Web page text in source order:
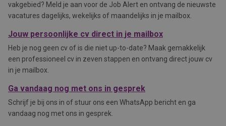
vakgebied? Meld je aan voor de Job Alert en ontvang de nieuwste
vacatures dagelijks, wekelijks of maandelijks in je mailbox.
Jouw persoonlijke cv direct in je mailbox
Heb je nog geen cv of is die niet up-to-date? Maak gemakkelijk
een professioneel cv in zeven stappen en ontvang direct jouw cv
in je mailbox.
Ga vandaag nog met ons in gesprek
Schrijf je bij ons in of stuur ons een WhatsApp bericht en ga
vandaag nog met ons in gesprek.